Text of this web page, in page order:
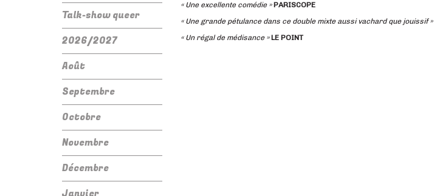
Talk-show queer
2026/2027
Août
Septembre
Octobre
Novembre
Décembre
« Une excellente comédie »PARISCOPE
« Une grande pétulance dans ce double mixte aussi vachard que jouis­sif »
« Un régal de médisance »LE POINT